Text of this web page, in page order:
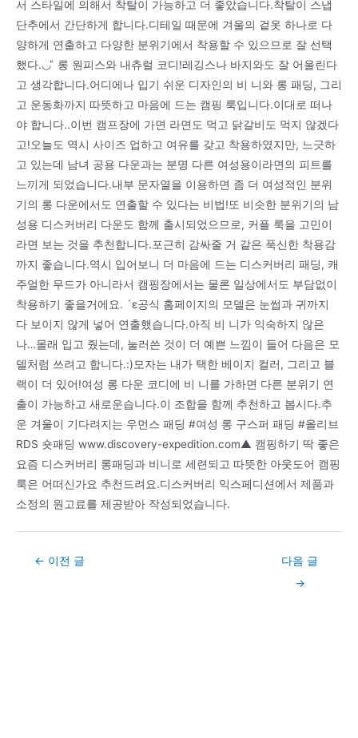
서 스타일에 의해서 착탈이 가능하고 더 좋았습니다.착탈이 스냅
단추에서 간단하게 합니다.디테일 때문에 겨울의 겉옷 하나로 다
양하게 연출하고 다양한 분위기에서 착용할 수 있으므로 잘 선택
했다.◡ ̎ 롱 원피스와 내츄럴 코디!레깅스나 바지와도 잘 어울린다
고 생각합니다.어디에나 입기 쉬운 디자인의 비 니와 롱 패딩, 그리
고 운동화까지 따뜻하고 마음에 드는 캠핑 룩입니다.이대로 떠나
야 합니다..이번 캠프장에 가면 라면도 먹고 닭갈비도 먹지 않겠다
고!오늘도 역시 사이즈 업하고 여유를 갖고 착용하였지만, 느긋하
고 있는데 남녀 공용 다운과는 분명 다른 여성용이라면의 피트를
느끼게 되었습니다.내부 문자열을 이용하면 좀 더 여성적인 분위
기의 롱 다운에서도 연출할 수 있다는 비법!또 비슷한 분위기의 남
성용 디스커버리 다운도 함께 출시되었으므로, 커플 룩을 고민이
라면 보는 것을 추천합니다.포근히 감싸줄 거 같은 푹신한 착용감
까지 좋습니다.역시 입어보니 더 마음에 드는 디스커버리 패딩, 캐
주얼한 무드가 아니라서 캠핑장에서는 물론 일상에서도 부담없이
착용하기 좋을거에요. ´ε공식 홈페이지의 모델은 눈썹과 귀까지
다 보이지 않게 넣어 연출했습니다.아직 비 니가 익숙하지 않은
나…몰래 입고 줬는데, 눌러쓴 것이 더 예쁜 느낌이 들어 다음은 모
델처럼 쓰려고 합니다.:)모자는 내가 택한 베이지 컬러, 그리고 블
랙이 더 있어!여성 롱 다운 코디에 비 니를 가하면 다른 분위기 연
출이 가능하고 새로운습니다.이 조합을 함께 추천하고 봅시다.추
운 겨울이 기다려지는 우먼스 패딩 #여성 롱 구스퍼 패딩 #올리브
RDS 숏패딩 www.discovery-expedition.com▲ 캠핑하기 딱 좋은
요즘 디스커버리 롱패딩과 비니로 세련되고 따뜻한 아웃도어 캠핑
룩은 어떠신가요 추천드려요.디스커버리 익스페디션에서 제품과
소정의 원고료를 제공받아 작성되었습니다.
Post← 이전 글
다음 글
→